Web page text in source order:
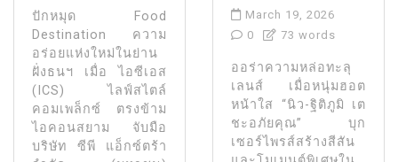
ปักหมุด Food
Destination ความ
อร่อยแห่งใหม่ในย่าน
ฝั่งธนฯ เมื่อ ไอซีเอส
(ICS) ไลฟ์สไตล์
คอมเพล็กซ์ ตรงข้าม
ไอคอนสยาม จับมือ
บริษัท ซีพี แอ็กซ์ตร้า
March 19, 2026
0
73 words
ออร่าความหล่อทะลุ
เลนส์ เมื่อหนุ่มฮอต
หน้าใส “นิว-ฐิติภูมิ เต
ชะอภัยคุณ” บุก
เซอร์ไพรส์สร้างสีสัน